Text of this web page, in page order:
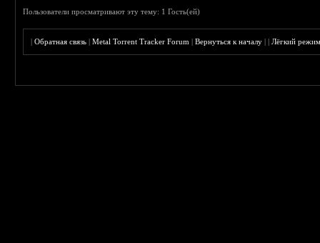
Пользователи просматривают эту тему: 1 Гость(ей)
|Обратная связь |Metal Torrent Tracker Forum |Вернуться к началу ||Лёгкий